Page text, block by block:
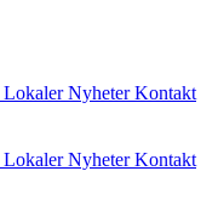
LokalerNyheterKontakt
LokalerNyheterKontakt